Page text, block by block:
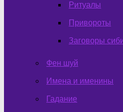
Ритуалы
Привороты
Заговоры
Фен шуй
Имена и именины
Гадание